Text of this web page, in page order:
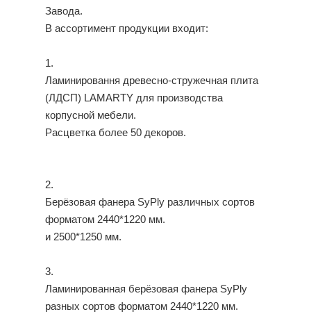
Завода.
В ассортимент продукции входит:
1.
Ламинировання древесно-стружечная плита
(ЛДСП) LAMARTY для производства
корпусной мебели.
Расцветка более 50 декоров.
2.
Берёзовая фанера SyPly различных сортов
форматом 2440*1220 мм.
и 2500*1250 мм.
3.
Ламинированная берёзовая фанера SyPly
разных сортов форматом 2440*1220 мм.